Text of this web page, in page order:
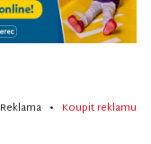
Reklama • Koupit reklamu